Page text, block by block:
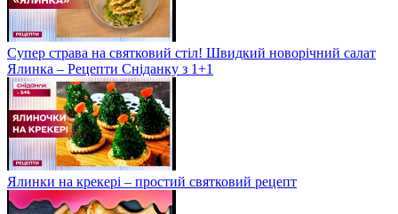
Супер страва на святковий стіл! Швидкий новорічний салат
Ялинка – Рецепти Сніданку з 1+1
Ялинки на крекері – простий святковий рецепт